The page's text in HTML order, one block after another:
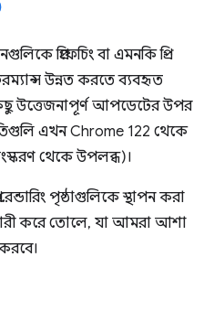
প্রিফেচিং বা এমনকি প্রি-
উন্নত করতে ব্যবহৃত
উত্তেজনাপূর্ণ আপডেটের উপর
এখন Chrome 122 থেকে
থেকে উপলব্ধ)।
রেন্ডারিং পৃষ্ঠাগুলিকে স্থাপন করা
করে তোলে, যা আমরা আশা